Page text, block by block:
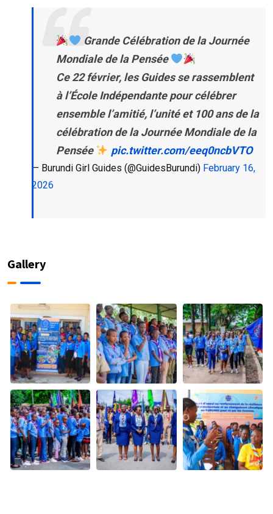
Grande Célébration de la Journée
Mondiale de la Pensée
Ce 22 février, les Guides se rassemblent
à l’École Indépendante pour célébrer
ensemble l’amitié, l’unité et 100 ans de la
célébration de la Journée Mondiale de la
Pensée
pic.twitter.com/eeq0ncbVTO
— Burundi Girl Guides (@GuidesBurundi) February 16,
2026
Gallery